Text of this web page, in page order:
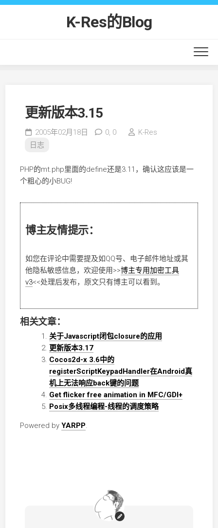
Skip
K-Res的Blog
更新版本3.15
2005年02月18日 0, 0
K-Res
日志
PHP的mt.php里面的define还是3.11，确认这应该是一
个粗心的小BUG!
博主友情提示：
如您在评论中需要提及如QQ号、电子邮件地址或其
他隐私敏感信息，欢迎使用>>博主专用加密工具
v3<<处理后发布，原文只有博主可以看到。
相关文章：
关于Javascript闭包closure的应用
更新版本3.17
Cocos2d-x 3.6中的
registerScriptKeypadHandler在Android真
机上无法响应back键的问题
Get flicker free animation in MFC/GDI+
Posix多线程编程-线程的调度策略
Powered by YARPP.